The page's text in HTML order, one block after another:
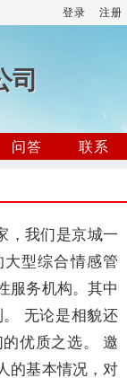
登录 注册
司
问答
联系
，我们是京城一
大型综合情感管
服务机构。其中
无论是相貌还
优质之选。 邀
的基本情况，对